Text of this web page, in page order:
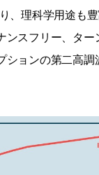
、理科学用途も
ンスフリー、タ
ションの第二高